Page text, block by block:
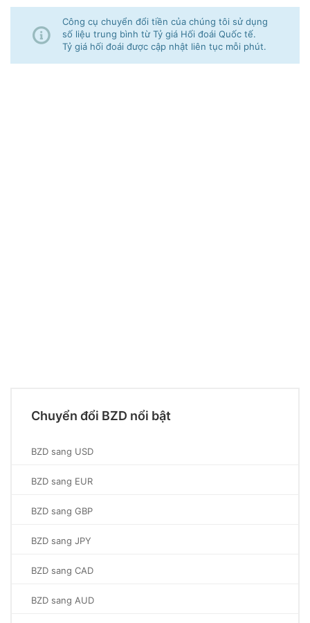
Công cụ chuyển đổi tiền của chúng tôi sử dụng
số liệu trung bình từ Tỷ giá Hối đoái Quốc tế.
Tỷ giá hối đoái được cập nhật liên tục mỗi phút.
Chuyển đổi BZD nổi bật
BZD sang USD
BZD sang EUR
BZD sang GBP
BZD sang JPY
BZD sang CAD
BZD sang AUD